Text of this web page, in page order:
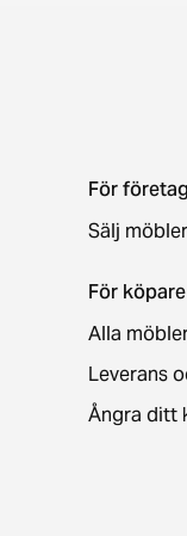
För företag
Sälj möbler
För köpare
Alla
Leverans
Ångra ditt